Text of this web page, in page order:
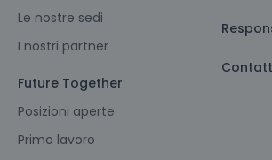
Le nostre sedi
I nostri partner
Future Together
Posizioni aperte
Primo lavoro